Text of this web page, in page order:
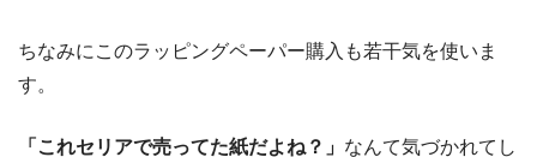
ちなみにこのラッピングペーパー購入も若干気を使いま
す。
「これセリアで売ってた紙だよね？」 なんて気づかれてし